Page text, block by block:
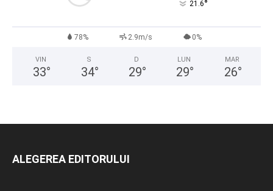
21.6°
78% 2.9m/s 0%
VIN
33°
S
34°
D
29°
LUN
29°
MAR
26°
ALEGEREA EDITORULUI